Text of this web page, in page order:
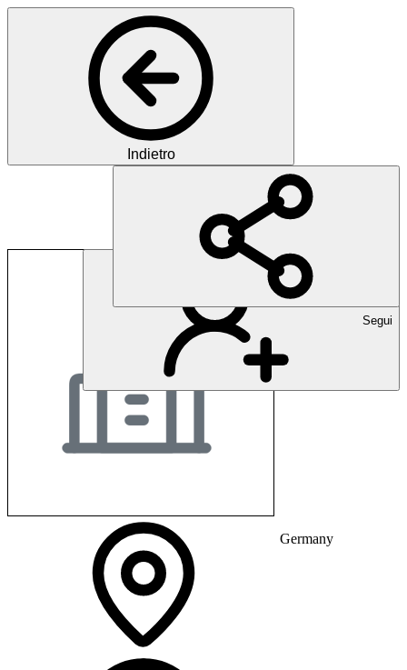
Indietro
Segui
Fehlbaum
Germany